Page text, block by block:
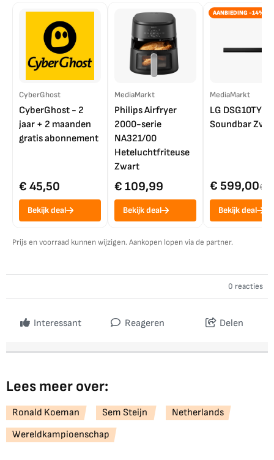
CyberGhost
CyberGhost - 2
jaar + 2 maanden
gratis abonnement
€ 45,50
Bekijk deal
MediaMarkt
Philips Airfryer
2000-serie
NA321/00
Heteluchtfriteuse
Zwart
€ 109,99
Bekijk deal
AANBIEDING -14%
MediaMarkt
LG DSG10TY
Soundbar
€ 599,00€
Bekijk deal
Prijs en voorraad kunnen wijzigen. Aankopen lopen via de partner.
0 reacties
Interessant Reageren Delen
Lees meer over:
Ronald Koeman Sem Steijn
Netherlands
Wereldkampioenschap